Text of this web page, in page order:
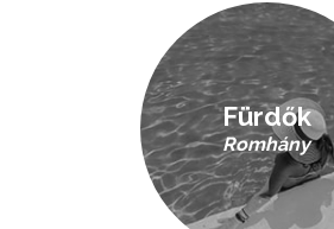
Fürdők
Romhány